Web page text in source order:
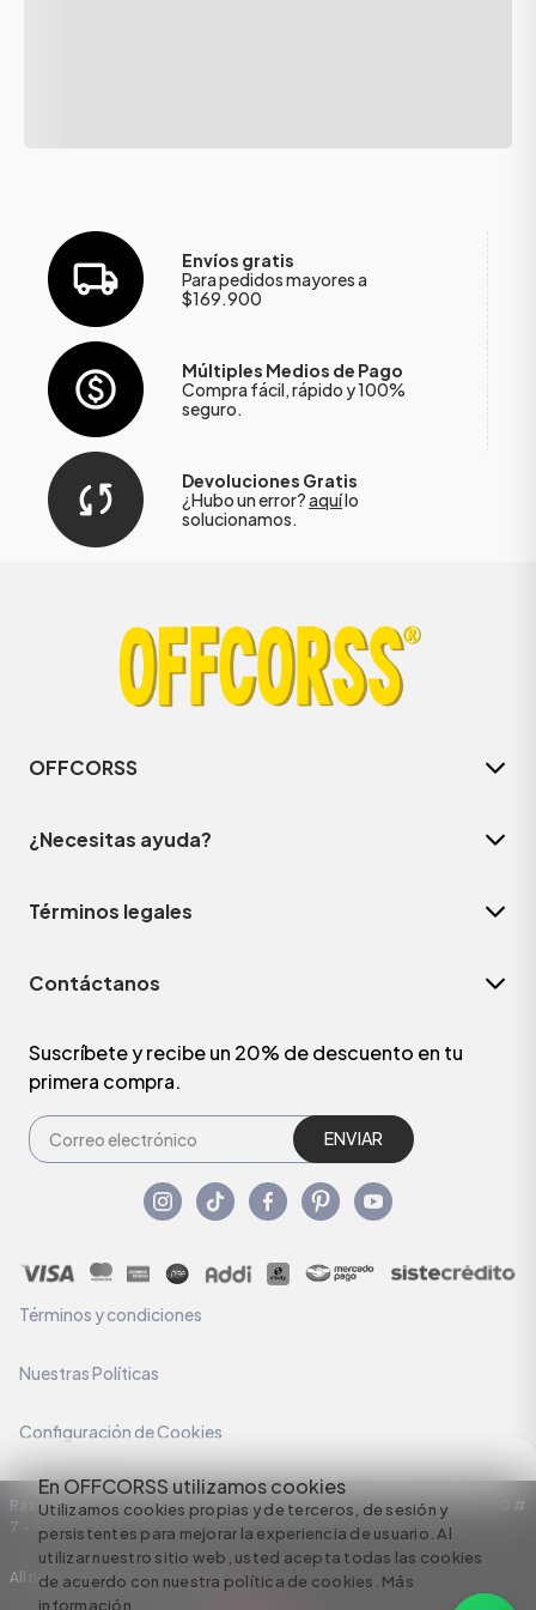
En OFFCORSS utilizamos cookies
Utilizamos cookies propias y de terceros, de sesión y
persistentes para mejorar la experiencia de usuario. Al
utilizar nuestro sitio web, usted acepta todas las cookies
de acuerdo con nuestra política de cookies. Más
información
Envíos gratis
Para pedidos mayores a
$169.900
Múltiples Medios de Pago
Compra fácil, rápido y 100%
seguro.
Devoluciones Gratis
¿Hubo un error?aquílo
solucionamos.
OFFCORSS
¿Necesitas ayuda?
Términos legales
Contáctanos
Suscríbete y recibe un 20% de descuento en tu
primera compra.
ENVIAR
Términos y condiciones
Nuestras Políticas
Configuración de Cookies
Razón Social: C.I HERMECO S.A. NIT: 890924167-6 Dirección: Carrera 50 #
7 – 35
All rights reserved empowered by